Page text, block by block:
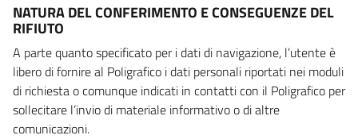
NATURA DEL CONFERIMENTO E CONSEGUENZE DEL
RIFIUTO
A parte quanto specificato per i dati di navigazione, l’utente è
libero di fornire al Poligrafico i dati personali riportati nei moduli
di richiesta o comunque indicati in contatti con il Poligrafico per
sollecitare l’invio di materiale informativo o di altre
comunicazioni.